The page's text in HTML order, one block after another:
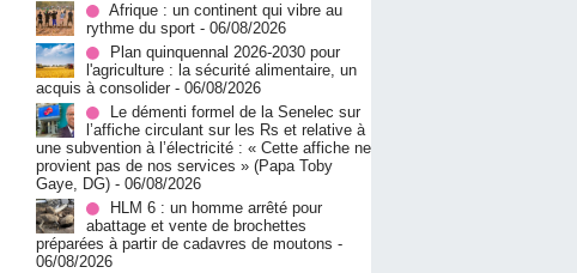
Afrique : un continent qui vibre au
rythme du sport - 06/08/2026
Plan quinquennal 2026-2030 pour
l'agriculture : la sécurité alimentaire, un
acquis à consolider - 06/08/2026
Le démenti formel de la Senelec sur
l’affiche circulant sur les Rs et relative à
une subvention à l’électricité : « Cette affiche ne
provient pas de nos services » (Papa Toby
Gaye, DG) - 06/08/2026
HLM 6 : un homme arrêté pour
abattage et vente de brochettes
préparées à partir de cadavres de moutons -
06/08/2026